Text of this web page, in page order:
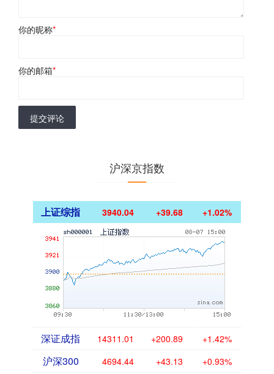
你的昵称*
你的邮箱*
提交评论
沪深京指数
上证综指 3940.04 +39.68 +1.02%
深证成指 14311.01 +200.89 +1.42%
沪深300 4694.44 +43.13 +0.93%